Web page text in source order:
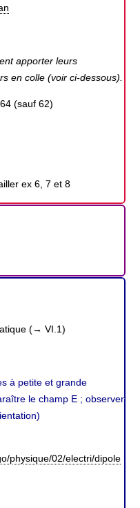
apporter leurs
en colle (voir ci-dessous).
(sauf 62)
ex 6, 7 et 8
(→ VI.1)
à petite et grande
le champ E ; observer
physique/02/electri/dipole